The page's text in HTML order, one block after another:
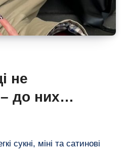
не
до них
колготки
сукні, міні та сатинові